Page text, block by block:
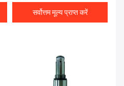
सर्वोत्तम मूल्य प्राप्त करें